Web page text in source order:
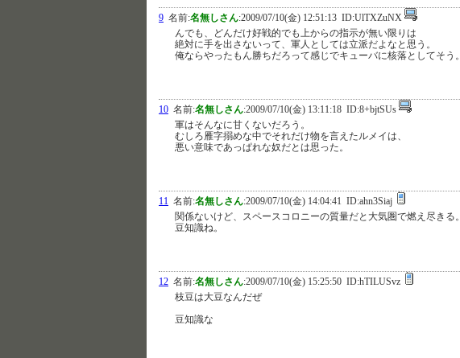
9 名前:名無しさん:2009/07/10(金) 12:51:13 ID:UlTXZuNX
んでも、どんだけ好戦的でも上からの指示が無い限りは
絶対に手を出さないって、軍人としては立派だよなと思う。
俺ならやったもん勝ちだろって感じでキューバに核落としてそう。
10 名前:名無しさん:2009/07/10(金) 13:11:18 ID:8+bjtSUs
軍はそんなに甘くないだろう。
むしろ雁字搦めな中でそれだけ物を言えたルメイは、
悪い意味であっぱれな奴だとは思った。
11 名前:名無しさん:2009/07/10(金) 14:04:41 ID:ahn3Siaj
関係ないけど、スペースコロニーの質量だと大気圏で燃え尽きる。
豆知識ね。
12 名前:名無しさん:2009/07/10(金) 15:25:50 ID:hTILUSvz
枝豆は大豆なんだぜ
豆知識な